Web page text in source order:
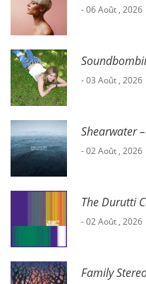
- 06 Août , 2026
- 03 Août , 2026
Shearwater
- 02 Août , 2026
The Durutti
- 02 Août , 2026
Family